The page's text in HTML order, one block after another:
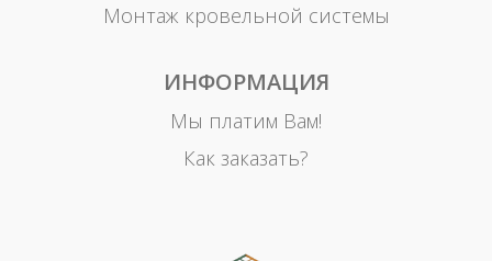
Монтаж кровельной системы
ИНФОРМАЦИЯ
Мы платим Вам!
Как заказать?